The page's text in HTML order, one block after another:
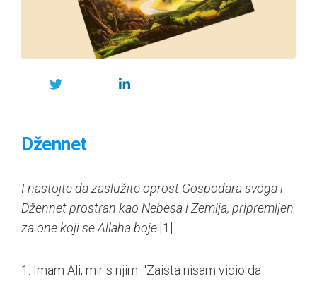
Džennet
I nastojte da zaslužite oprost Gospodara svoga i
Džennet prostran kao Nebesa i Zemlja, pripremljen
za one koji se Allaha boje [1]
1. Imam Ali, mir s njim: “Zaista nisam vidio da